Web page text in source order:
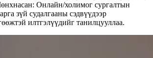
Онлайн/холимог сургалтын
зүй судалгааны сэдвүүдээр
илтгэлүүдийг танилцууллаа.